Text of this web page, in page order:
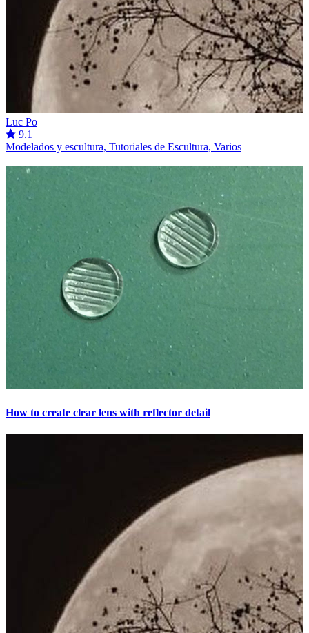
Luc Po
9.1
Modelados y escultura, Tutoriales de Escultura, Varios
How to create clear lens with reflector detail